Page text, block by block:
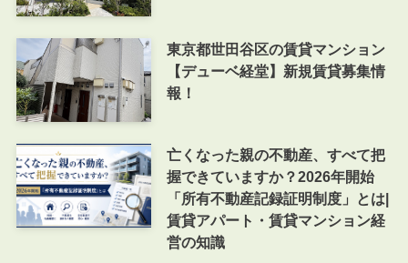
東京都世田谷区の賃貸マンション
【デューベ経堂】新規賃貸募集情
報！
亡くなった親の不動産、すべて把
握できていますか？2026年開始
「所有不動産記録証明制度」とは|
賃貸アパート・賃貸マンション経
営の知識